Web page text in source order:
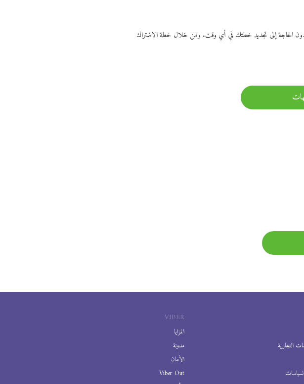
دون الحاجة إلى تجديد خطتك في أي وقت. ومن خلال خطة الاشتراك
VIBER
المزايا
مدونة
الأمان
Viber Out
التجارية